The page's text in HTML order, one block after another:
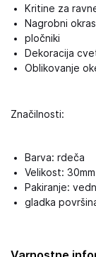
Kritine za
Nagrobni okras
pločniki
Dekoracija
Oblikovanje
Značilnosti:
Barva: rdeča
Velikost:
Pakiranje:
gladka